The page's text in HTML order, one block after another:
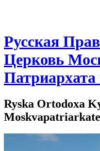
Русская
Церковь
Ryska Ortodoxa